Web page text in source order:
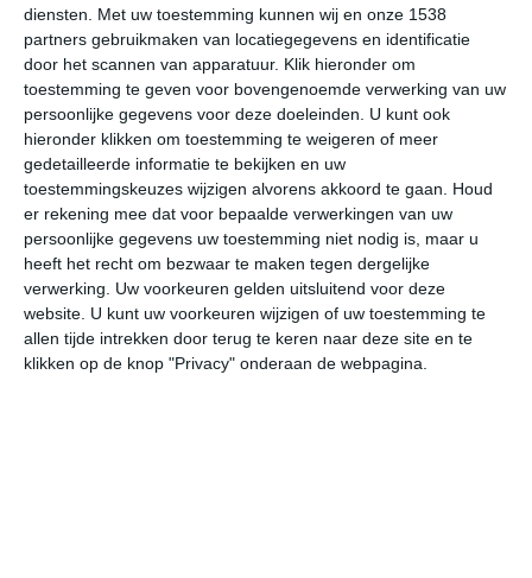
diensten.
Met uw toestemming kunnen wij en onze 1538
partners gebruikmaken van locatiegegevens en identificatie
door het scannen van apparatuur. Klik hieronder om
toestemming te geven voor bovengenoemde verwerking van uw
persoonlijke gegevens voor deze doeleinden. U kunt ook
hieronder klikken om toestemming te weigeren of meer
gedetailleerde informatie te bekijken en uw
toestemmingskeuzes wijzigen alvorens akkoord te gaan.
Houd
er rekening mee dat voor bepaalde verwerkingen van uw
persoonlijke gegevens uw toestemming niet nodig is, maar u
heeft het recht om bezwaar te maken tegen dergelijke
verwerking. Uw voorkeuren gelden uitsluitend voor deze
website. U kunt uw voorkeuren wijzigen of uw toestemming te
allen tijde intrekken door terug te keren naar deze site en te
klikken op de knop "Privacy" onderaan de webpagina.
undefined
33°
ma di
35° 17°
wo
34° 19°
32°C 32°C 28°C
16:00 19:00 22:00 01:00 04:00
16:00 19:00 22:00 01:00 04:00